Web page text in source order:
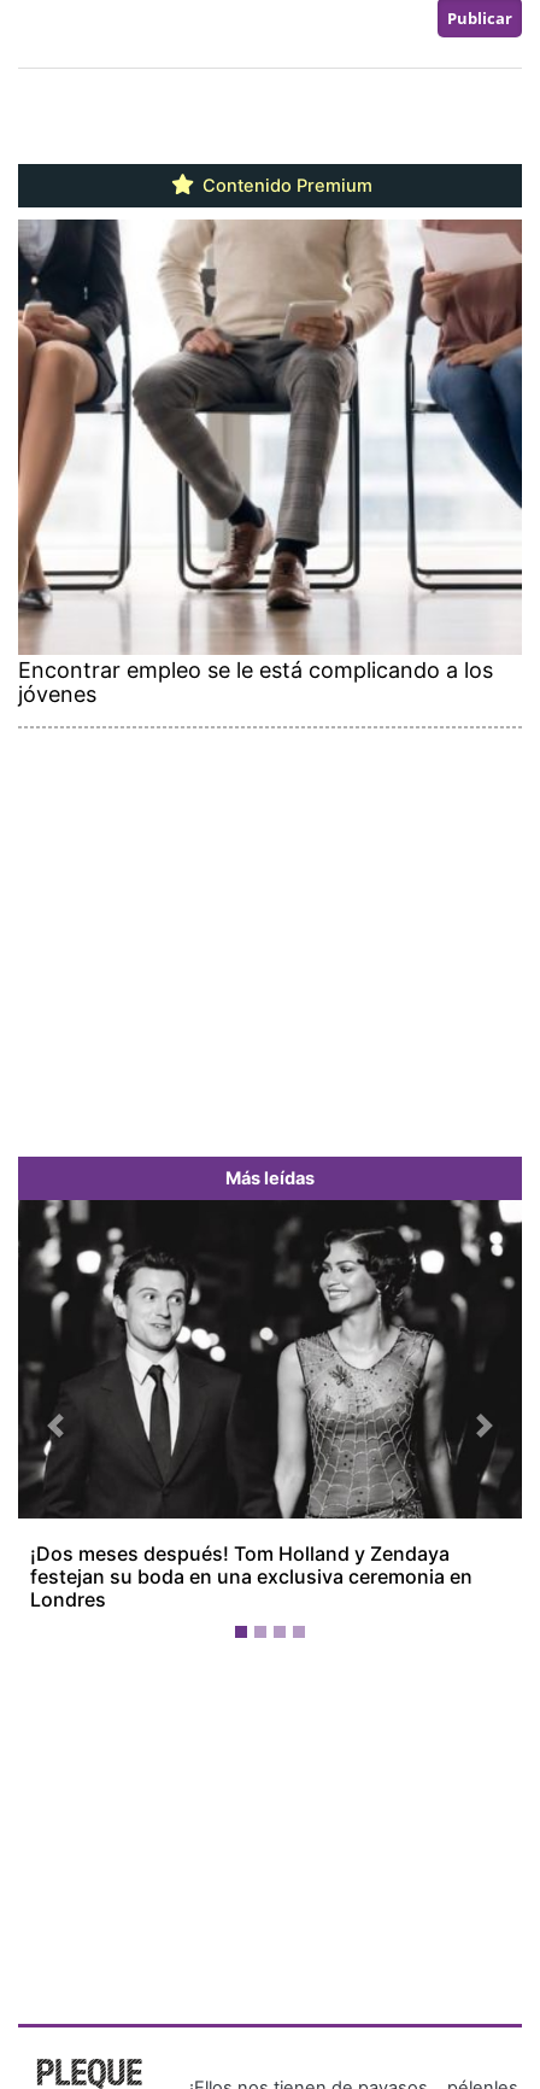
Contenido Premium
Encontrar empleo se le está complicando a los
jóvenes
Más leídas
¡Dos meses después! Tom Holland y Zendaya
festejan su boda en una exclusiva ceremonia en
Londres
Previous Next